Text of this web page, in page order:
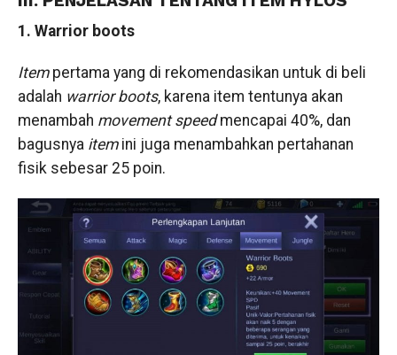
1. Warrior boots
Item pertama yang di rekomendasikan untuk di beli
adalah warrior boots, karena item tentunya akan
menambah movement speedmencapai 40%, dan
bagusnya itemini juga menambahkan pertahanan
fisik sebesar 25 poin.